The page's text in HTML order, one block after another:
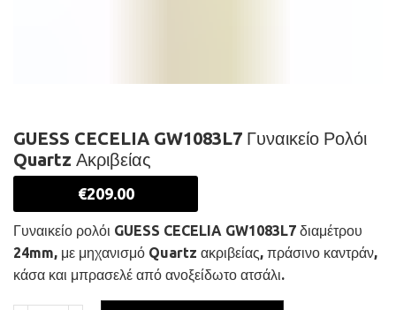
GUESS CECELIA GW1083L7 Γυναικείο Ρολόι
Quartz Ακριβείας
€209.00
Γυναικείο ρολόι GUESS CECELIA GW1083L7 διαμέτρου
24mm, με μηχανισμό Quartz ακριβείας, πράσινο καντράν,
κάσα και μπρασελέ από ανοξείδωτο ατσάλι.